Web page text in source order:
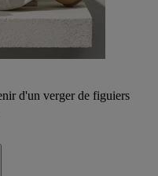
d'un verger de figuiers